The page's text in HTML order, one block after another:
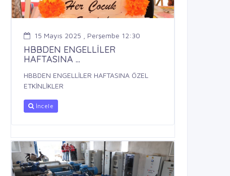
15 Mayıs 2025 , Perşembe 12:30
HBBDEN ENGELLİLER
HAFTASINA ...
HBBDEN ENGELLİLER HAFTASINA ÖZEL
ETKİNLİKLER
İncele